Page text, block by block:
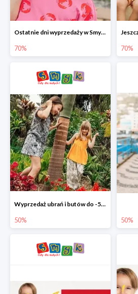
Ostatnie dni wyprzedaży w Smyku - ubrania i buty do -70%
70% 70%
Wyprzedaż ubrań i butów do -50%
50% 50%